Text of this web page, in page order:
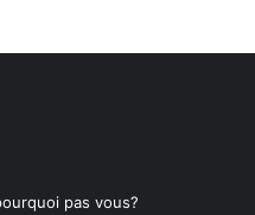
pas vous?